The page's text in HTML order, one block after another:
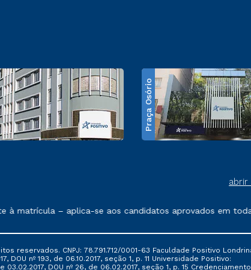
Praça Osório
abrir
de prestação de serviços
matrícula – aplica-se aos candidatos aprovados em
reservados. CNPJ: 78.791.712/0001-63 Faculdade Positivo
nº 193, de 06.10.2017, seção 1, p. 11 Universidade Positivo:
DOU nº 26, de 06.02.2017, seção 1, p. 15 Credenciamento